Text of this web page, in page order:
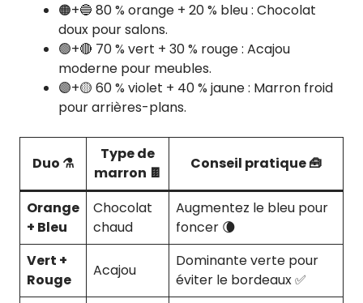
🟠+🔵 80 % orange + 20 % bleu : Chocolat
doux pour salons.
🟢+🔴 70 % vert + 30 % rouge : Acajou
moderne pour meubles.
🟣+🟡 60 % violet + 40 % jaune : Marron froid
pour arrières-plans.
Duo ⚗️
Type de
marron 🍫
Conseil pratique 🧰
Orange
+ Bleu
Chocolat
chaud
Augmentez le bleu pour
foncer 🌘
Vert +
Rouge
Acajou
Dominante verte pour
éviter le bordeaux ✅